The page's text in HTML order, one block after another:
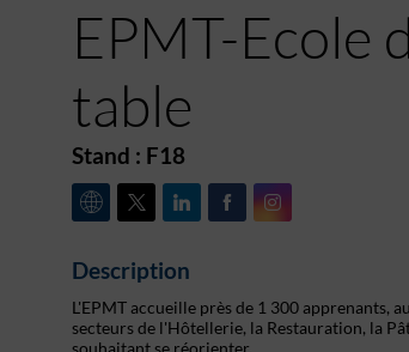
EPMT-Ecole
table
Stand : F18
Description
L'EPMT accueille près de 1 300 apprenants,
secteurs de l'Hôtellerie, la Restauration, la
souhaitant se réorienter.